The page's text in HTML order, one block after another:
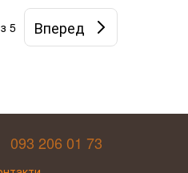
з 5 Вперед
093 206 01 73